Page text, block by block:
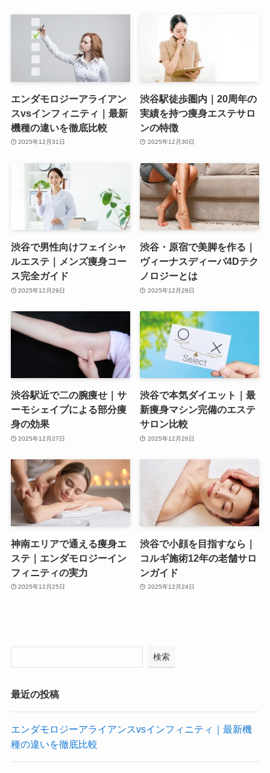
エンダモロジーアライアン
スvsインフィニティ｜最新
機種の違いを徹底比較
2025年12月31日
渋谷駅徒歩圏内｜20周年の
実績を持つ痩身エステサロ
ンの特徴
2025年12月30日
渋谷で男性向けフェイシャ
ルエステ｜メンズ痩身コー
ス完全ガイド
2025年12月29日
渋谷・原宿で美脚を作る｜
ヴィーナスディーバ4Dテク
ノロジーとは
2025年12月28日
渋谷駅近で二の腕痩せ｜サ
ーモシェイプによる部分痩
身の効果
2025年12月27日
渋谷で本気ダイエット｜最
新痩身マシン完備のエステ
サロン比較
2025年12月26日
神南エリアで通える痩身エ
ステ｜エンダモロジーイン
フィニティの実力
2025年12月25日
渋谷で小顔を目指すなら｜
コルギ施術12年の老舗サロ
ンガイド
2025年12月24日
検索
最近の投稿
エンダモロジーアライアンスvsインフィニティ｜最新機
種の違いを徹底比較